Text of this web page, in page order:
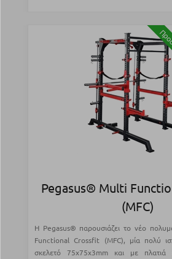
Pegasus® Multi
(MFC)
Η Pegasus® παρουσιάζει το νέο
Functional Crossfit (MFC), μία πολύ
σκελετό 75x75x3mm και με